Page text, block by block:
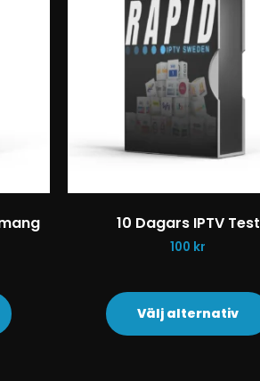
10 Dagars IPTV Test
100 kr
Välj alternativ